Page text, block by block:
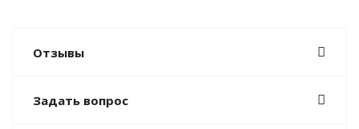
Отзывы
Задать вопрос